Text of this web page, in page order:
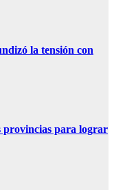
la tensión con
provincias para lograr